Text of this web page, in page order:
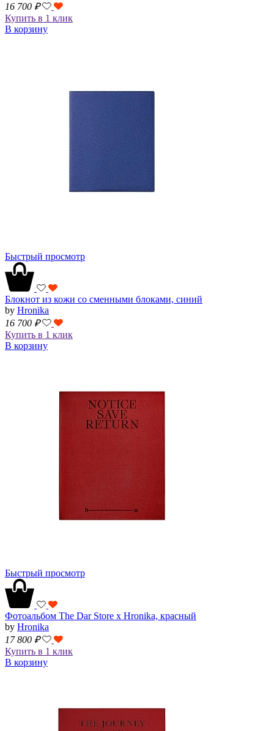
16 700 ₽
Купить в 1 клик
В корзину
Быстрый просмотр
Блокнот из кожи со сменными блоками, синий
by Hronika
16 700 ₽
Купить в 1 клик
В корзину
Быстрый просмотр
Фотоальбом The Dar Store x Hronika, красный
by Hronika
17 800 ₽
Купить в 1 клик
В корзину